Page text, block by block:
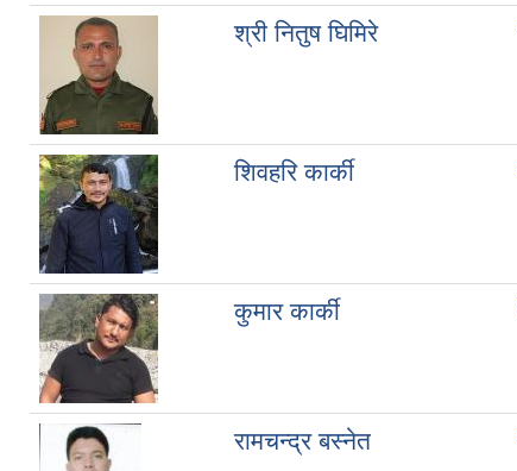
श्री नितुष घिमिरे
शिवहरि कार्की
कुमार कार्की
रामचन्द्र बस्नेत